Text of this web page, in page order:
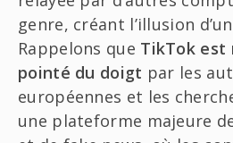
genre, créant l’illusion
Rappelons que TikTok est
pointé du doigt par les
européennes et les
une plateforme majeure